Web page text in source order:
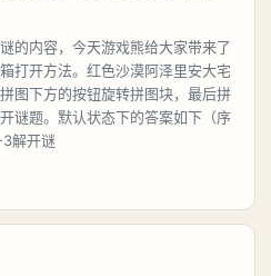
的内容，今天游戏熊给大家带来了
打开方法。红色沙漠阿泽里安大宅
图下方的按钮旋转拼图块，最后拼
谜题。默认状态下的答案如下（序
解开谜